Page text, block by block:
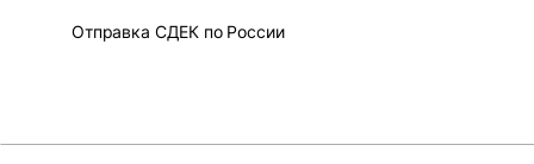
Отправка СДЕК по России